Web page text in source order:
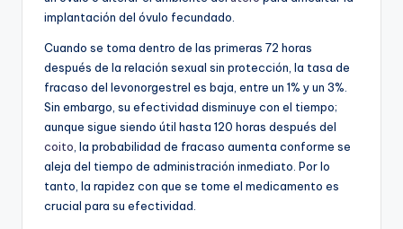
implantación del óvulo fecundado.
Cuando se toma dentro de las primeras 72 horas
después de la relación sexual sin protección, la tasa de
fracaso del levonorgestrel es baja, entre un 1% y un 3%.
Sin embargo, su efectividad disminuye con el tiempo;
aunque sigue siendo útil hasta 120 horas después del
coito , la probabilidad de fracaso aumenta conforme se
aleja del tiempo de administración inmediato. Por lo
tanto, la rapidez con que se tome el medicamento es
crucial para su efectividad.